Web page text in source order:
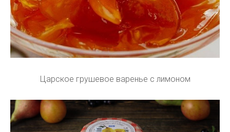
Царское грушевое варенье с лимоном